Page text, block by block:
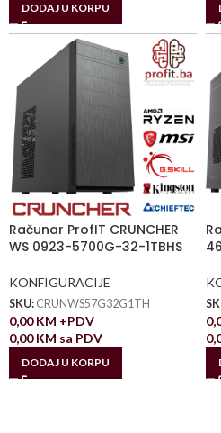
DODAJ U KORPU
Računar ProfIT CRUNCHER
WS 0923-5700G-32-1TBHS
KONFIGURACIJE
SKU: CRUNWS57G32G1TH
0,00KM +PDV
0,00KM sa PDV
DODAJ U KORPU